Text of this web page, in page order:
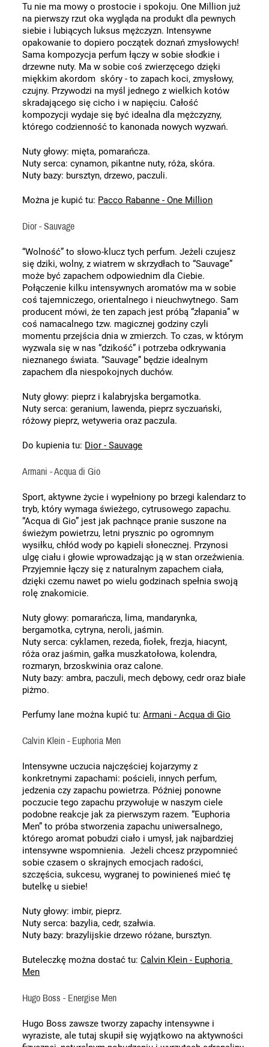
Tu nie ma mowy o prostocie i spokoju. One Million już
na pierwszy rzut oka wygląda na produkt dla pewnych
siebie i lubiących luksus mężczyzn. Intensywne
opakowanie to dopiero początek doznań zmysłowych!
Sama kompozycja perfum łączy w sobie słodkie i
drzewne nuty. Ma w sobie coś zwierzęcego dzięki
miękkim akordom  skóry - to zapach koci, zmysłowy,
czujny. Przywodzi na myśl jednego z wielkich kotów
skradającego się cicho i w napięciu. Całość
kompozycji wydaje się być idealna dla mężczyzny,
którego codzienność to kanonada nowych wyzwań.
Nuty głowy: mięta, pomarańcza.
Nuty serca: cynamon, pikantne nuty, róża, skóra.
Nuty bazy: bursztyn, drzewo, paczuli.
Można je kupić tu: Pacco Rabanne - One Million
Dior - Sauvage
“Wolność” to słowo-klucz tych perfum. Jeżeli czujesz
się dziki, wolny, z wiatrem w skrzydłach to “Sauvage”
może być zapachem odpowiednim dla Ciebie.
Połączenie kilku intensywnych aromatów ma w sobie
coś tajemniczego, orientalnego i nieuchwytnego. Sam
producent mówi, że ten zapach jest próbą “złapania” w
coś namacalnego tzw. magicznej godziny czyli
momentu przejścia dnia w zmierzch. To czas, w którym
wyzwala się w nas “dzikość” i potrzeba odkrywania
nieznanego świata. “Sauvage” będzie idealnym
zapachem dla niespokojnych duchów.
Nuty głowy: pieprz i kalabryjska bergamotka.
Nuty serca: geranium, lawenda, pieprz syczuański,
różowy pieprz, wetyweria oraz paczula.
Do kupienia tu: Dior - Sauvage
Armani - Acqua di Gio
Sport, aktywne życie i wypełniony po brzegi kalendarz to
tryb, który wymaga świeżego, cytrusowego zapachu.
“Acqua di Gio” jest jak pachnące pranie suszone na
świeżym powietrzu, letni prysznic po ogromnym
wysiłku, chłód wody po kąpieli słonecznej. Przynosi
ulgę ciału i głowie wprowadzając ją w stan orzeźwienia.
Przyjemnie łączy się z naturalnym zapachem ciała,
dzięki czemu nawet po wielu godzinach spełnia swoją
rolę znakomicie.
Nuty głowy: pomarańcza, lima, mandarynka,
bergamotka, cytryna, neroli, jaśmin.
Nuty serca: cyklamen, rezeda, fiołek, frezja, hiacynt,
róża oraz jaśmin, gałka muszkatołowa, kolendra,
rozmaryn, brzoskwinia oraz calone.
Nuty bazy: ambra, paczuli, mech dębowy, cedr oraz białe
piżmo.
Perfumy lane można kupić tu: Armani - Acqua di Gio
Calvin Klein - Euphoria Men
Intensywne uczucia najczęściej kojarzymy z
konkretnymi zapachami: pościeli, innych perfum,
jedzenia czy zapachu powietrza. Później ponowne
poczucie tego zapachu przywołuje w naszym ciele
podobne reakcje jak za pierwszym razem. “Euphoria
Men” to próba stworzenia zapachu uniwersalnego,
którego aromat pobudzi ciało i umysł, jak najbardziej
intensywne wspomnienia.  Jeżeli chcesz przypomnieć
sobie czasem o skrajnych emocjach radości,
szczęścia, sukcesu, wygranej to powinieneś mieć tę
butelkę u siebie!
Nuty głowy: imbir, pieprz.
Nuty serca: bazylia, cedr, szałwia.
Nuty bazy: brazylijskie drzewo różane, bursztyn.
Buteleczkę można dostać tu: Calvin Klein - Euphoria
Men
Hugo Boss - Energise Men
Hugo Boss zawsze tworzy zapachy intensywne i
wyraziste, ale tutaj skupił się wyjątkowo na aktywności